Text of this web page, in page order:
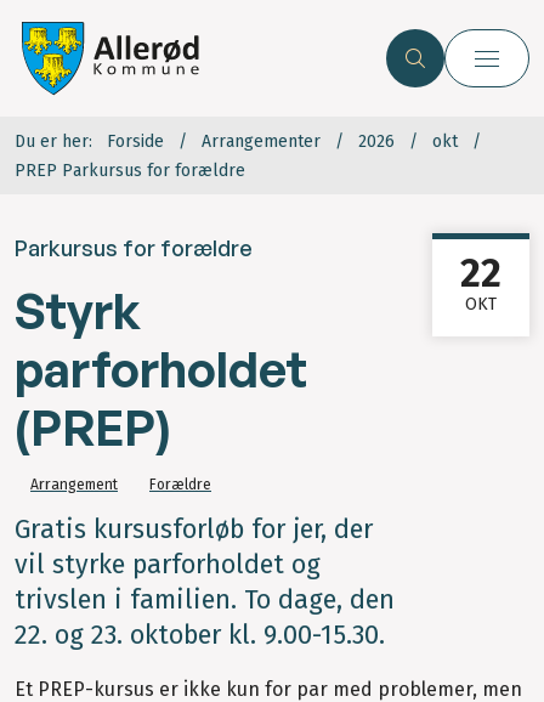
Du er her: Forside Arrangementer 2026
okt
PREP Parkursus for forældre
Parkursus for forældre
Styrk
parforholdet
(PREP)
22
OKT
Arrangement Forældre
Gratis kursusforløb for jer, der
vil styrke parforholdet og
trivslen i familien. To dage, den
22. og 23. oktober kl. 9.00-15.30.
Et PREP-kursus er ikke kun for par med problemer, men